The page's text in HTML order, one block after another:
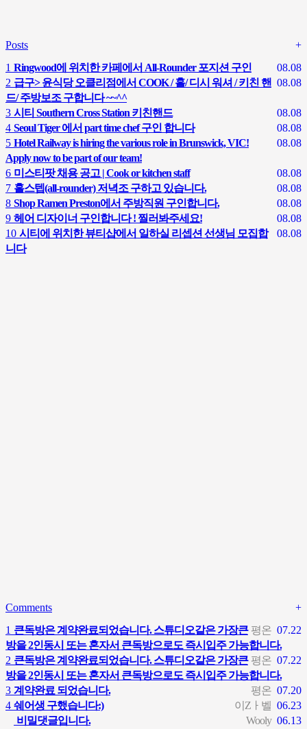
+
Posts
08.08
1 Ringwood에 위치한 카페에서 All-Rounder 포지션 구인
08.08
2 급구> 윤식당 오클리점에서 COOK / 홀/ 디시 워셔 / 키친 핸
드/ 주방보조 구합니다 ~~^^
08.08
3 시티 Southern Cross Station 키친핸드
08.08
4 Seoul Tiger 에서 part time chef 구인 합니다
08.08
5 Hotel Railway is hiring the various role in Brunswick, VIC!
Apply now to be part of our team!
08.08
6 미스티팟 채용 공고 | Cook or kitchen staff
08.08
7 홀스텝(all-rounder) 저녁조 구하고 있습니다.
08.08
8 Shop Ramen Preston에서 주방직원 구인합니다.
08.08
9 헤어 디자이너 구인합니다 ! 찔러봐주세요!
08.08
10 시티에 위치한 뷰티샵에서 일하실 리셉션 선생님 모집합
니다
+
Comments
평온 07.22
1 큰독방은 계약완료되었습니다. 스튜디오같은 가장큰
방을 2인동시 또는 혼자서 큰독방으로도 즉시입주 가능합니다.
평온 07.22
2 큰독방은 계약완료되었습니다. 스튜디오같은 가장큰
방을 2인동시 또는 혼자서 큰독방으로도 즉시입주 가능합니다.
평온 07.20
3 계약완료 되었습니다.
이Zㅏ벨 06.23
4 쉐어생 구했습니다:)
Wooly 06.13
비밀댓글입니다.